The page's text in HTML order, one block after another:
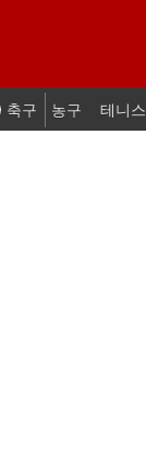
축구 농구 테니스